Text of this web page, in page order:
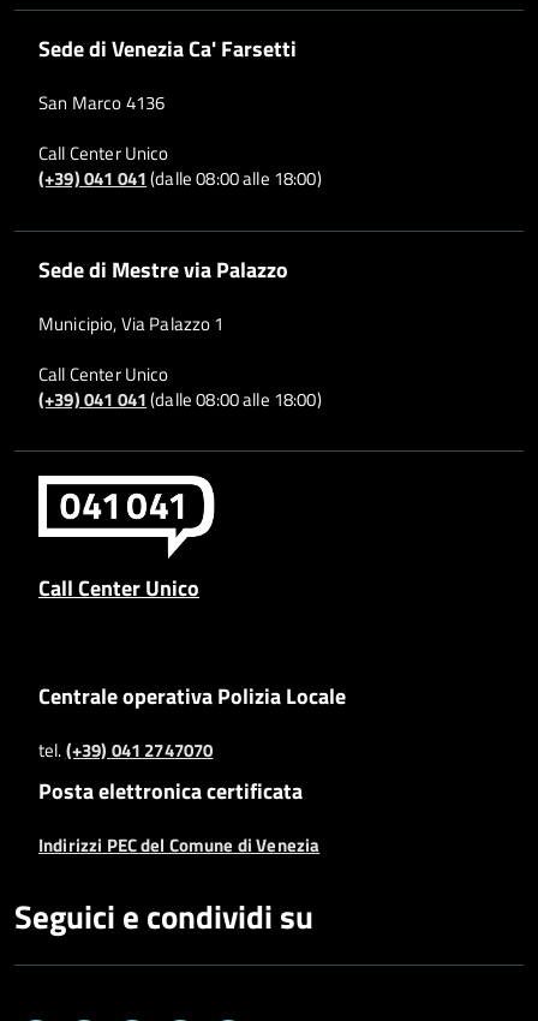
Sede di Venezia Ca' Farsetti
San Marco 4136
Call Center Unico
(+39) 041 041(dalle 08:00 alle 18:00)
Sede di Mestre via Palazzo
Municipio, Via Palazzo 1
Call Center Unico
(+39) 041 041(dalle 08:00 alle 18:00)
Call Center Unico
Centrale operativa Polizia Locale
tel.(+39) 041 2747070
Posta elettronica certificata
Indirizzi PEC del Comune di Venezia
Seguici e condividi su